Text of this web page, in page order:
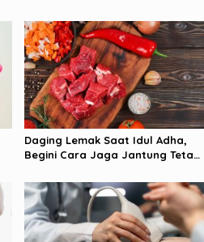
Daging Lemak Saat Idul Adha,
Begini Cara Jaga Jantung Tetap